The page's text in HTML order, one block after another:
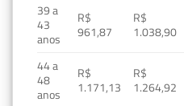
39 a
43
anos
R$
961,87
R$
1.038,90
44 a
48
anos
R$
1.171,13
R$
1.264,92